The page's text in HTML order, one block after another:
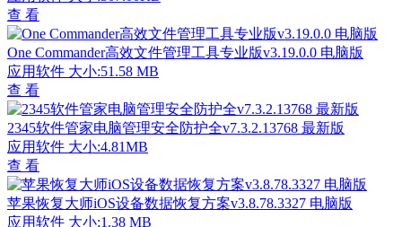
查 看
One Commander高效文件管理工具专业版v3.19.0.0 电脑版
应用软件 大小:51.58 MB
查 看
2345软件管家电脑管理安全防护全v7.3.2.13768 最新版
应用软件 大小:4.81MB
查 看
苹果恢复大师iOS设备数据恢复方案v3.8.78.3327 电脑版
应用软件 大小:1.38 MB